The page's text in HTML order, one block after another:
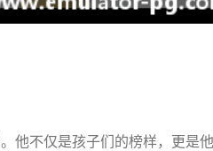
他不仅是孩子们的榜样，更是